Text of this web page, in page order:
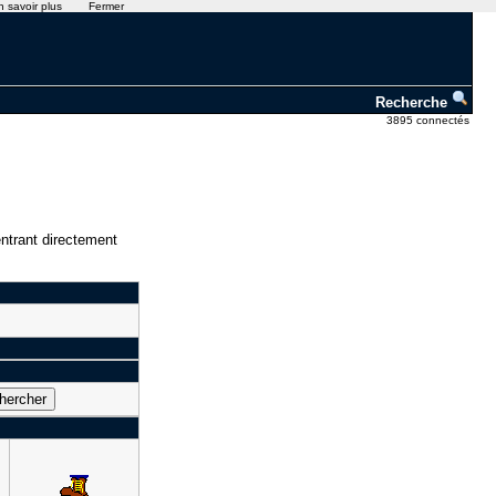
Recherche
3895 connectés
directement
savoir plus Fermer